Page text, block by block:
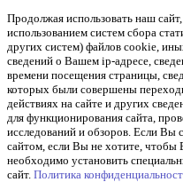
Продолжая использовать наш
использованием систем сбора
других систем) файлов cookie,
сведений о Вашем ip-адресе,
времени посещения страницы,
которых были совершены
действиях на сайте и других
для функционирования сайта,
исследований и обзоров. Если Вы
сайтом, если Вы не хотите, чтобы
необходимо установить
сайт. Политика